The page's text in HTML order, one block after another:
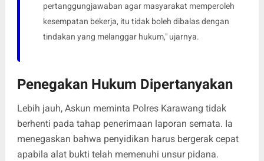
pertanggungjawaban agar masyarakat memperoleh
kesempatan bekerja, itu tidak boleh dibalas dengan
tindakan yang melanggar hukum," ujarnya.
Penegakan Hukum Dipertanyakan
Lebih jauh, Askun meminta Polres Karawang tidak
berhenti pada tahap penerimaan laporan semata. Ia
menegaskan bahwa penyidikan harus bergerak cepat
apabila alat bukti telah memenuhi unsur pidana.